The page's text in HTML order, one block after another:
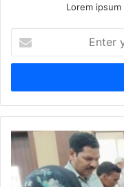
Lorem
t
r
y
u
r
E